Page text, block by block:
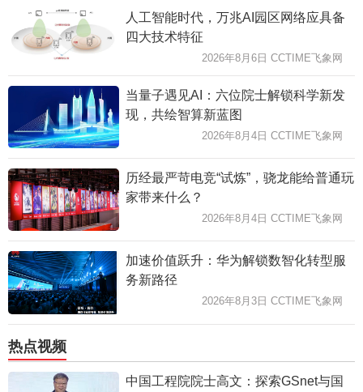
人工智能时代，万兆AI园区网络应具备
四大技术特征
2026年8月6日 CCTIME飞象网
当量子遇见AI：六位院士解锁科学新发
现，共绘智算新蓝图
2026年8月4日 CCTIME飞象网
历经最严苛电竞“试炼”，骁龙能给普通玩
家带来什么？
2026年8月4日 CCTIME飞象网
加速价值跃升：华为解锁数智化转型服
务新路径
2026年8月3日 CCTIME飞象网
热点视频
中国工程院院士高文：探索GSnet与国